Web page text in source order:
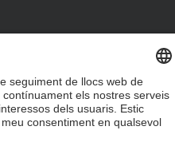
de Camins,